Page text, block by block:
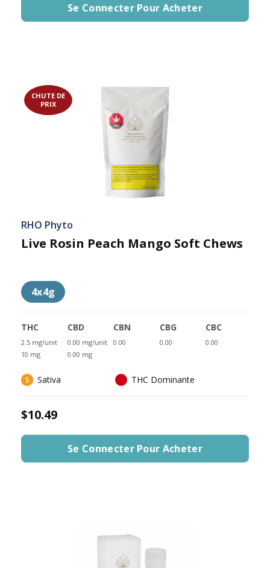
Se Connecter Pour Acheter
CHUTE DE
PRIX
RHO Phyto
Live Rosin Peach Mango Soft Chews
4x4g
THC
2.5 mg/unit
10 mg
CBD
0.00 mg/unit
0.00 mg
CBN
0.00
CBG
0.00
CBC
0.00
Sativa THC Dominante
$10.49
Se Connecter Pour Acheter